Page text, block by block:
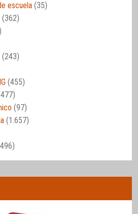
escuela (35)
(362)
(243)
(455)
(97)
(1.657)